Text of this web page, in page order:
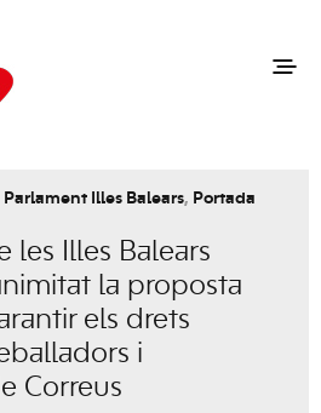
Parlament Illes Balears, Portada
les Illes Balears
la proposta
els drets
i
Correus